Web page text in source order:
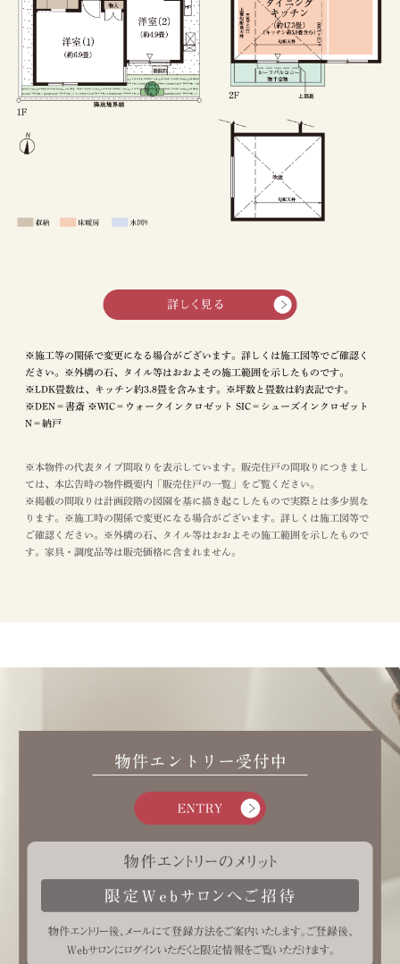
※施工等の関係で変更になる場合がございます。詳しくは施工図等でご確認く
ださい。※外構の石、タイル等はおおよその施工範囲を示したものです。
※LDK畳数は、キッチン約3.8畳を含みます。※坪数と畳数は約表記です。
※DEN＝書斎 ※WIC＝ウォークインクロゼット SIC＝シューズインクロゼット
N＝納戸
※本物件の代表タイプ間取りを表示しています。販売住戸の間取りにつきまし
ては、本広告時の物件概要内「販売住戸の一覧」をご覧ください。
※掲載の間取りは計画段階の図園を基に描き起こしたもので実際とは多少異な
ります。※施工時の関係で変更になる場合がございます。詳しくは施工図等で
ご確認ください。※外構の石、タイル等はおおよその施工範囲を示したもので
す。家具・調度品等は販売価格に含まれません。